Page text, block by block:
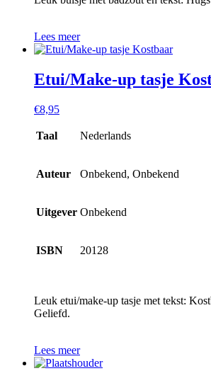
Lees meer
Etui/Make-up tasje
€8,95
Taal Nederlands
Auteur Onbekend, Onbekend
Uitgever Onbekend
ISBN 20128
Leuk etui/make-up tasje met tekst:
Geliefd.
Lees meer